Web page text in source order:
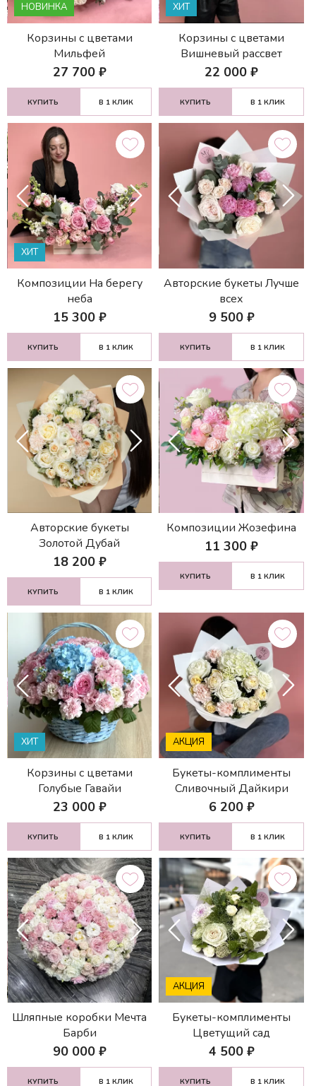
НОВИНКА
Корзины с цветами
Мильфей
27 700₽
КУПИТЬ В 1 КЛИК
ХИТ
Корзины с цветами
Вишневый рассвет
22 000 ₽
КУПИТЬ В 1 КЛИК
ХИТ
Композиции На берегу
неба
15 300₽
КУПИТЬ В 1 КЛИК
Авторские букеты Лучше
всех
9 500₽
КУПИТЬ В 1 КЛИК
Авторские букеты
Золотой Дубай
18 200₽
КУПИТЬ В 1 КЛИК
Композиции Жозефина
11 300 ₽
КУПИТЬ В 1 КЛИК
ХИТ
Корзины с цветами
Голубые Гавайи
23 000₽
КУПИТЬ В 1 КЛИК
АКЦИЯ
Букеты-комплименты
Сливочный Дайкири
6 200₽
КУПИТЬ В 1 КЛИК
Шляпные коробки Мечта
Барби
90 000₽
КУПИТЬ В 1 КЛИК
АКЦИЯ
Букеты-комплименты
Цветущий сад
4 500₽
КУПИТЬ В 1 КЛИК